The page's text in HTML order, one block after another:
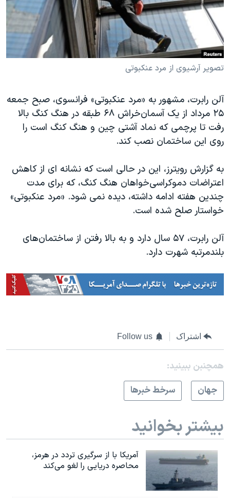
فرهنگ و زندگی
حقوق شهروندی
اقتصادی
علم و فناوری
گالری عکس
آرشیو پخش زنده
مستندها
انتخابات ریاست جمهوری آمریکا ۲۰۲۴
حمله جمهوری اسلامی به اسرائیل
رمز مهسا
اعتراضات زن، زندگی، آزادی
مجموعه مستندهای دادخواهی
تریبونال مردمی آبان ۹۸
چهل سال گروگان‌گیری
قانون شفافیت دارائی کادر رهبری ایران
اعتراضات مردمی آبان ۹۸
نرگس محمدی برنده جایزه نوبل صلح
صفحه‌های ویژه
دنبال کنید
تصویر آرشیوی از مرد عنکبوتی
آلن رابرت، مشهور به «مرد عنکبوتی» فرانسوی، صبح جمعه
۲۵ مرداد از یک آسمان‌خراش ۶۸ طبقه در هنگ کنگ بالا
رفت تا پرچمی که نماد آشتی چین و هنگ کنگ است را
روی این ساختمان نصب کند.
به گزارش رویترز، این در حالی است که نشانه ای از کاهش
اعتراضات دموکراسی‌خواهان هنگ کنگ، که برای مدت
چندین هفته ادامه داشته، دیده نمی شود. «مرد عنکبوتی»
خواستار صلح شده است.
آلن رابرت، ۵۷ سال دارد و به بالا رفتن از ساختمان‌های
بلندمرتبه شهرت دارد.
اشتراک Follow us
همچنبن ببینید:
جهان
سرخط خبرها
بیشتر بخوانید
آمریکا با از سرگیری تردد در هرمز،
محاصره دریایی را لغو می‌کند